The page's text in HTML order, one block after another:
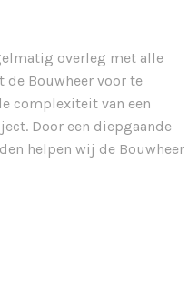
overleg met alle
Bouwheer voor te
complexiteit van een
Door een diepgaande
helpen wij de Bouwheer